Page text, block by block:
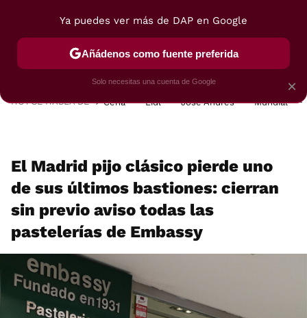
POSTRES VIAJES SELECCIÓN VEGUI
HOY SE HABLA DE Cena Lidl José Andrés Mundial
El Madrid pijo clásico pierde uno
de sus últimos bastiones: cierran
sin previo aviso todas las
pastelerías de Embassy
×
Ya puedes ver más de DAP en Google
Añádenos como fuente preferida
Solo necesitas una cuenta de Google